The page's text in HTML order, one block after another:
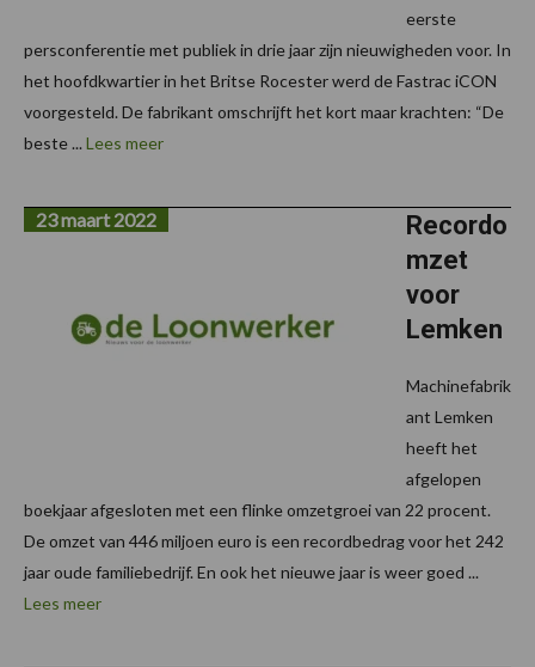
eerste
persconferentie met publiek in drie jaar zijn nieuwigheden voor. In
het hoofdkwartier in het Britse Rocester werd de Fastrac iCON
voorgesteld. De fabrikant omschrijft het kort maar krachten: “De
beste ... Lees meer
Recordo
mzet
voor
Lemken
23 maart 2022
Machinefabrik
ant Lemken
heeft het
afgelopen
boekjaar afgesloten met een flinke omzetgroei van 22 procent.
De omzet van 446 miljoen euro is een recordbedrag voor het 242
jaar oude familiebedrijf. En ook het nieuwe jaar is weer goed ...
Lees meer